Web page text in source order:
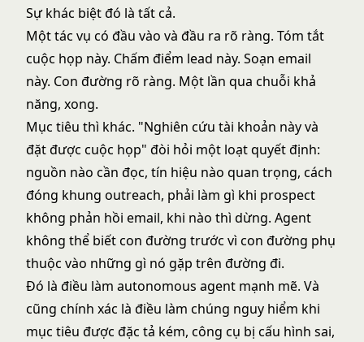
Sự khác biệt đó là tất cả.
Một tác vụ có đầu vào và đầu ra rõ ràng. Tóm tắt
cuộc họp này. Chấm điểm lead này. Soạn email
này. Con đường rõ ràng. Một lần qua chuỗi khả
năng, xong.
Mục tiêu thì khác. "Nghiên cứu tài khoản này và
đặt được cuộc họp" đòi hỏi một loạt quyết định:
nguồn nào cần đọc, tín hiệu nào quan trọng, cách
đóng khung outreach, phải làm gì khi prospect
không phản hồi email, khi nào thì dừng. Agent
không thể biết con đường trước vì con đường phụ
thuộc vào những gì nó gặp trên đường đi.
Đó là điều làm autonomous agent mạnh mẽ. Và
cũng chính xác là điều làm chúng nguy hiểm khi
mục tiêu được đặc tả kém, công cụ bị cấu hình sai,